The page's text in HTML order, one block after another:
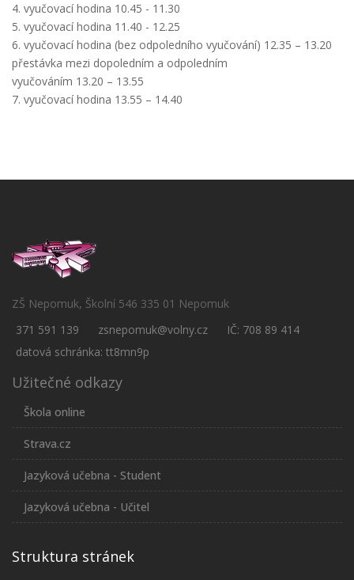
4. vyučovací hodina 10.45 - 11.30
5. vyučovací hodina 11.40 - 12.25
6. vyučovací hodina (bez odpoledního vyučování) 12.35 – 13.20
přestávka mezi dopoledním a odpoledním
vyučováním 13.20 – 13.55
7. vyučovací hodina 13.55 – 14.40
ZŠ Nepomuk, Školní 546 335 01 Nepomuk
371 591 139
zsnepomuk@volny.cz
IČ: 708 89 414
datová schránka: tt8mn9p
Užitečné odkazy
Škola online
Strava.cz
Jazyková učebna - Student
Jazyková učebna - Učitel
Struktura stránek